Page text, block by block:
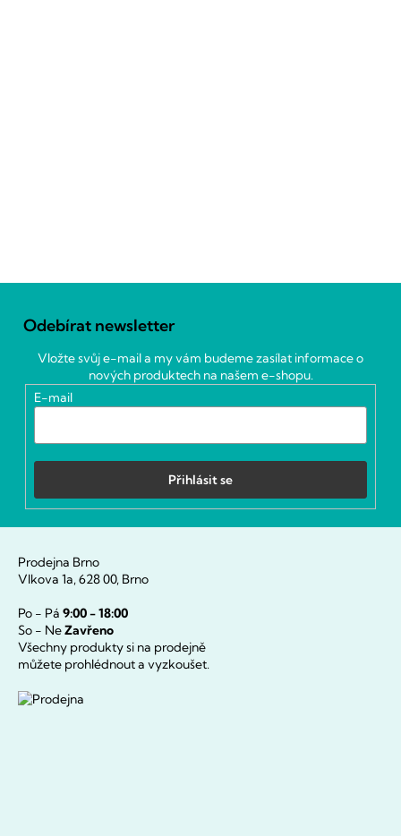
Odebírat newsletter
Vložte svůj e-mail a my vám budeme zasílat informace o
nových produktech na našem e-shopu.
E-mail
Přihlásit se
Prodejna Brno
Vlkova 1a, 628 00, Brno
Po - Pá 9:00 - 18:00
So - NeZavřeno
Všechny produkty si na prodejně
můžete prohlédnout a vyzkoušet.